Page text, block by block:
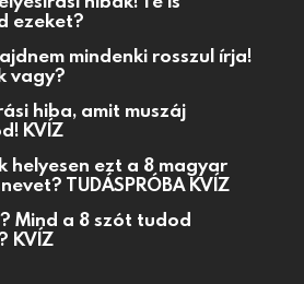
ezeket?
mindenki rosszul írja!
vagy?
hiba, amit muszáj
KVÍZ
helyesen ezt a 8 magyar
TUDÁSPRÓBA KVÍZ
Mind a 8 szót tudod
KVÍZ